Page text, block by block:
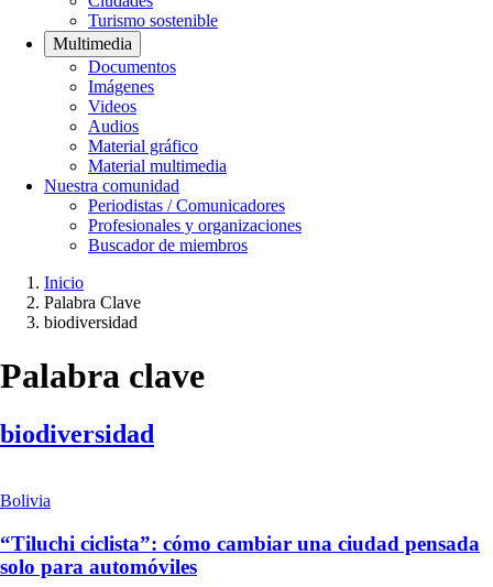
Turismo sostenible
Multimedia
Documentos
Imágenes
Videos
Audios
Material gráfico
Material multimedia
Nuestra comunidad
Periodistas / Comunicadores
Profesionales y organizaciones
Buscador de miembros
Ruta
navegación
Inicio
Palabra Clave
biodiversidad
Palabra clave
biodiversidad
Bolivia
“Tiluchi ciclista”: cómo cambiar una ciudad pensada
solo para automóviles